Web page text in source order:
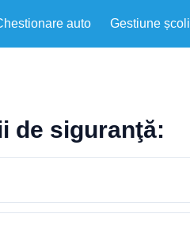
auto Gestiune școli
de siguranţă: